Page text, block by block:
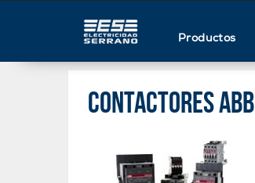
Productos
Contactores ABB